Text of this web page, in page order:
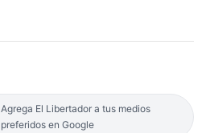
Agrega El Libertador a tus medios
preferidos en Google